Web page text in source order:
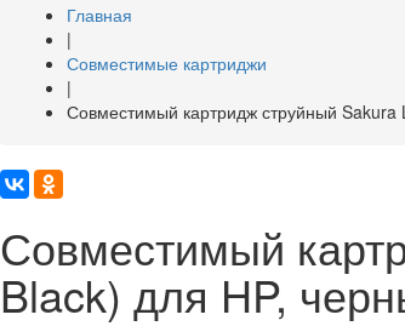
Главная
|
Совместимые картриджи
|
Совместимый картридж струйный
Совместимый
Black) для HP,